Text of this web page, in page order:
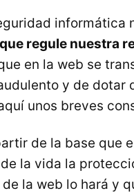
informática
regule nuestra
en la web se
y de dotar
unos breves
de la base que
la vida la
la web lo hará y